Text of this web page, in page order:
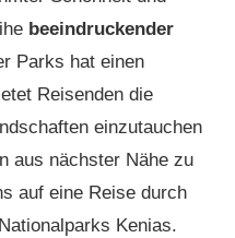
beeindruckender
Parks hat einen
Reisenden die
einzutauchen
aus nächster Nähe zu
auf eine Reise durch
Kenias.